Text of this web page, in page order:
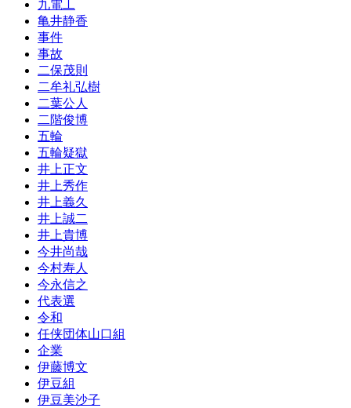
九電工
亀井静香
事件
事故
二保茂則
二牟礼弘樹
二葉公人
二階俊博
五輪
五輪疑獄
井上正文
井上秀作
井上義久
井上誠二
井上貴博
今井尚哉
今村寿人
今永信之
代表選
令和
任侠団体山口組
企業
伊藤博文
伊豆組
伊豆美沙子